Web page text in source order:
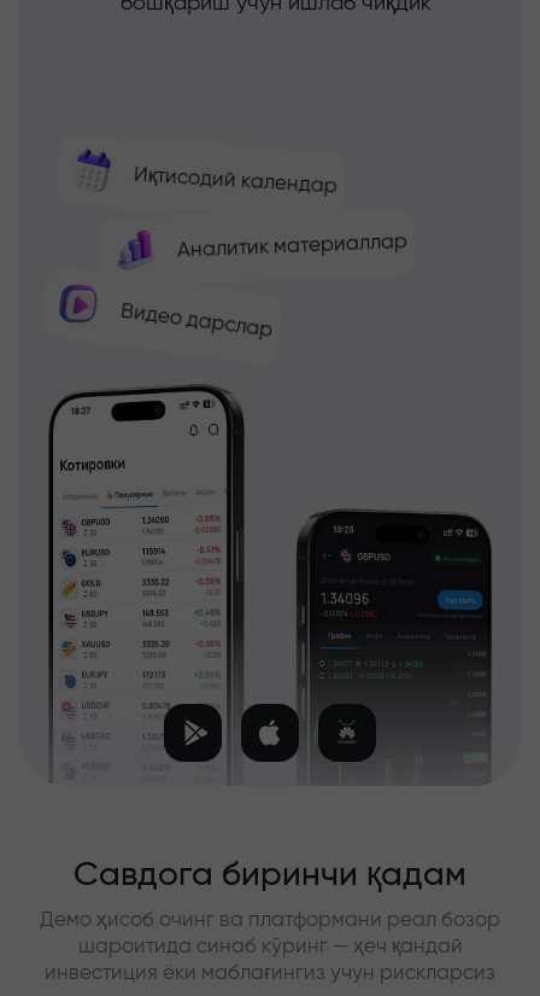
Иқтисодий календар
Аналитик материаллар
Видео дарслар
Савдога биринчи қадам
Демо ҳисоб очинг ва платформани реал бозор
шароитида синаб кўринг — ҳеч қандай
инвестиция ёки маблағингиз учун рискларсиз